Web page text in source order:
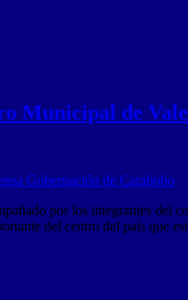
Municipal de
por los integrantes del
del centro del país que